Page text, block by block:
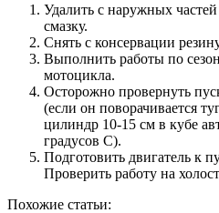
Удалить с наружных
смазку.
Снять с консервации
Выполнить работы по
мотоцикла.
Осторожно провернуть
(если он поворачивается
цилиндр 10-15 см в кубе
градусов С).
Подготовить двигатель к
Проверить работу на
Похожие статьи: